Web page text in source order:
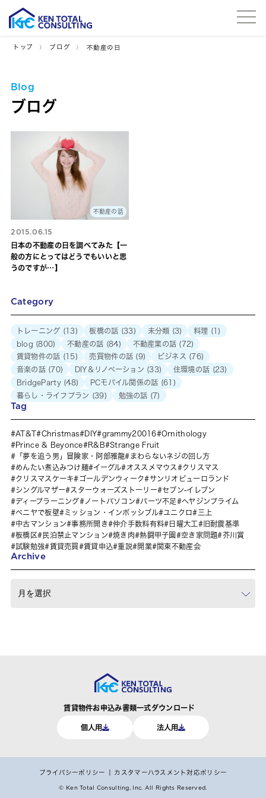
トップ ブログ 不動産の日
Blog
ブログ
不動産の話
2015.06.15
日本の不動産の日を調べてみた【一
般の方にとってはどうでもいいと思
うのですが…】
Category
トレーニング (13) 板橋の話 (33) 未分類 (3) 料理 (1)
blog (800) 不動産の話 (84) 不動産業の話 (72)
賃貸物件の話 (15) 売買物件の話 (9) ビジネス (76)
音楽の話(70) DIY＆リノベーション (33) 住環境の話 (23)
BridgeParty(48) PCモバイル関係の話 (61)
暮らし・ライフプラン (39) 勉強の話 (7)
Tag
AT&T Christmas DIY grammy20016
Ornithology
Prince & Beyonce
R&B
Strange Fruit
「夢を追う男」冒険家・阿部雅龍
まわらないネジの回し方
めんたい煮込みつけ麺
イーグル オススメマウス
クリスマス
クリスマスケーキ
ゴールデンウィーク
サンリオピューロランド
シングルマザー
スターウォーズストーリー
セブン-イレブン
ディープラーニング
ノートパソコン パーツ不足
ヘヤジンプライム
ベニヤで板壁
ミッション・インポッシブル ユニクロ
三上
中古マンション
事務所開き 仲介手数料有料 日曜大工
旧耐震基準
板橋区
民泊禁止マンション 焼き肉 熱闘甲子園 空き家問題
芥川賞
試験勉強
賃貸売買 賃貸申込 重説 開業 関東不動産会
Archive
賃貸物件お申込み書類一式ダウンロード
個人用 法人用
プライバシーポリシー カスタマーハラスメント対応ポリシー
© Ken Total Consulting, Inc. All Rights Reserved.